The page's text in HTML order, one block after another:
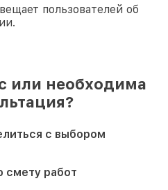
пользователей об
или необходима
с выбором
смету работ